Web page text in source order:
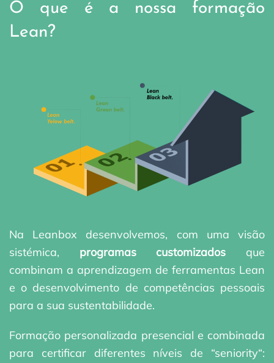
O que é a nossa formação
Lean?
Na Leanbox desenvolvemos, com uma visão
sistémica, programas customizados que
combinam a aprendizagem de ferramentas Lean
e o desenvolvimento de competências pessoais
para a sua sustentabilidade.
Formação personalizada presencial e combinada
para certificar diferentes níveis de “seniority“: